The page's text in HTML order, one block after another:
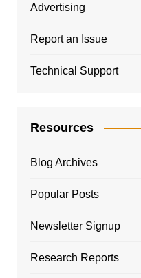
Advertising
Report an Issue
Technical Support
Resources
Blog Archives
Popular Posts
Newsletter Signup
Research Reports